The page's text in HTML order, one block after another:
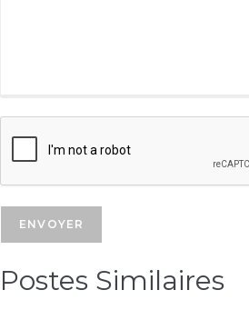
Postes Similaires​